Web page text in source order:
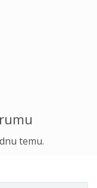
temu.